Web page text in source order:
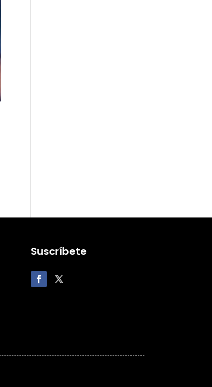
Suscríbete